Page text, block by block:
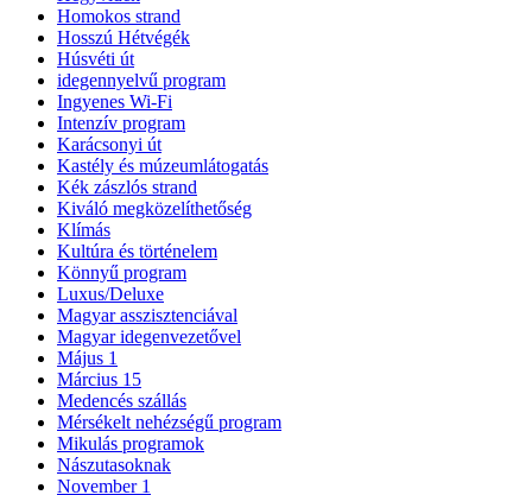
Homokos strand
Hosszú Hétvégék
Húsvéti út
idegennyelvű program
Ingyenes Wi-Fi
Intenzív program
Karácsonyi út
Kastély és múzeumlátogatás
Kék zászlós strand
Kiváló megközelíthetőség
Klímás
Kultúra és történelem
Könnyű program
Luxus/Deluxe
Magyar asszisztenciával
Magyar idegenvezetővel
Május 1
Március 15
Medencés szállás
Mérsékelt nehézségű program
Mikulás programok
Nászutasoknak
November 1